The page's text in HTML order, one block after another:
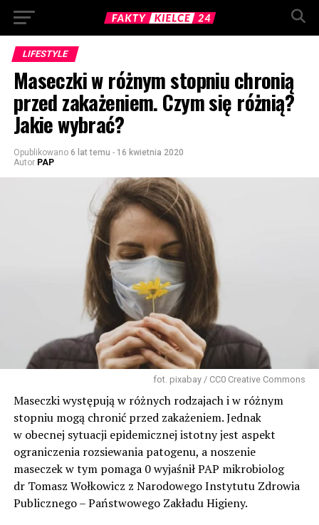
LIFESTYLE
Maseczki w różnym stopniu chronią
przed zakażeniem. Czym się różnią?
Jakie wybrać?
Opublikowano 6 lat temu - 16 kwietnia 2020
Autor PAP
fot. pixabay / CC0 Creative Commons
Maseczki występują w różnych rodzajach i w różnym
stopniu mogą chronić przed zakażeniem. Jednak
w obecnej sytuacji epidemicznej istotny jest aspekt
ograniczenia rozsiewania patogenu, a noszenie
maseczek w tym pomaga 0 wyjaśnił PAP mikrobiolog
dr Tomasz Wołkowicz z Narodowego Instytutu Zdrowia
Publicznego – Państwowego Zakładu Higieny.